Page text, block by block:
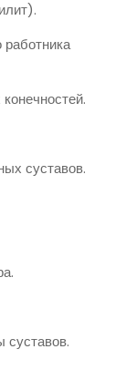
суставов.
суставов.